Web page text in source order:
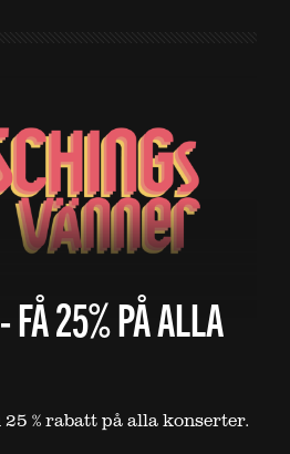
25% PÅ ALLA
% rabatt på alla konserter.